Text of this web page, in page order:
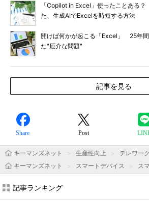
「Copilot in Excel」使ったことある
た、生成AIでExcelを時短する方法
開けば何かが起こる「Excel」 25年
た"厄介な問題"
記事を見る
Share Post
キーマンズネット 生産性向上
テレワー
キーマンズネット
スマートデバイス ス
記事ランキング